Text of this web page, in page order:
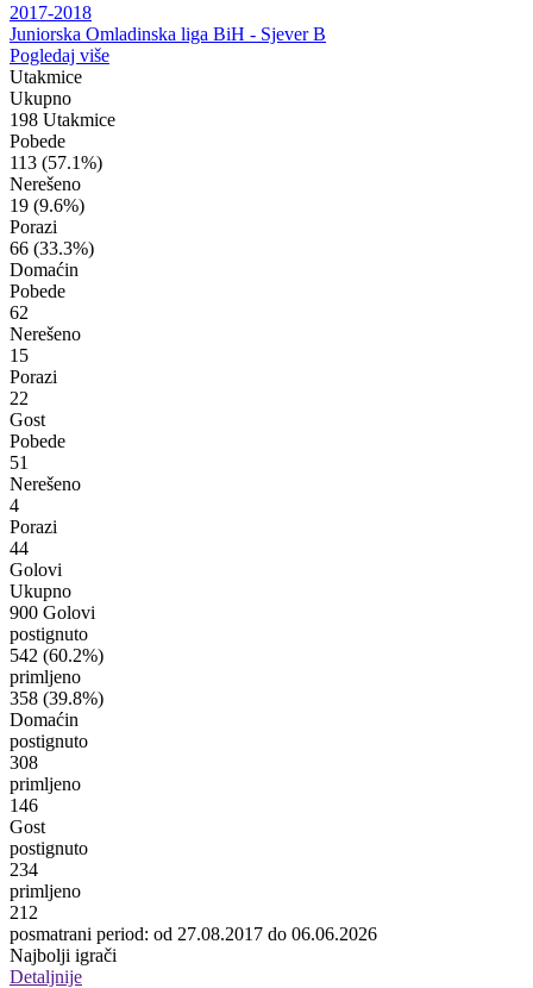
2017-2018
Juniorska Omladinska liga BiH - Sjever B
Pogledaj više
Utakmice
Ukupno
198 Utakmice
Pobede
113 (57.1%)
Nerešeno
19 (9.6%)
Porazi
66 (33.3%)
Domaćin
Pobede
62
Nerešeno
15
Porazi
22
Gost
Pobede
51
Nerešeno
4
Porazi
44
Golovi
Ukupno
900 Golovi
postignuto
542 (60.2%)
primljeno
358 (39.8%)
Domaćin
postignuto
308
primljeno
146
Gost
postignuto
234
primljeno
212
posmatrani period: od 27.08.2017 do 06.06.2026
Najbolji igrači
Detaljnije